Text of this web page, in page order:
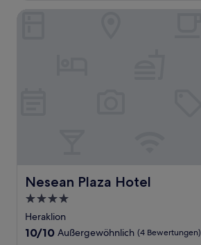
Bewertungen)
Nesean Plaza Hotel
Nesean Plaza Hotel
4.0-
Sterne-
Unterkunft
Heraklion
10.0
10/10 Außergewöhnlich (4 Bewertungen)